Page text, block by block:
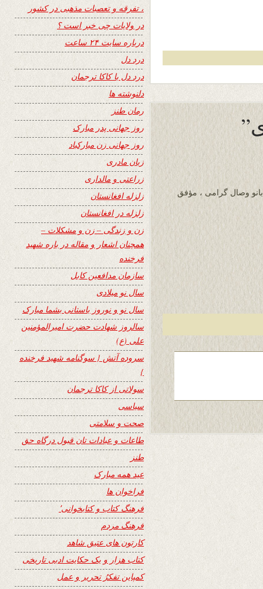
وصال گرامی ، مؤفق
، تفرقه و تعصبات مذهبی در کشور
در ولایات چی خبر است ؟
درباره سایت ۲۴ ساعت
درد دل
درد دل با کاکا ترجمان
دلنوشته ها
رمان طنز
روز جهانی پدر مبارک
روز جهانی زن مبارکباد
زبان مادری
زراعتی و مالداری
زلزله افغانستان
زلزله در افغانستان
زن و زندگی – زن و مشکلات –
همچنان اشعار و مقاله در باره شهید
فرخنده
سازمان مدافعین کابل
سال نو میلادی
سال نو و نوروز باستانی بشما مبارک
سالروز شهادت حضرت امیرالمؤمنین
علی (ع)
سروده آتش { سوگنامه شهید فرخنده
}
سولاتی از کاکا ترجمان
سیاسی
صحت و سلامتی
طاعات و عبادات تان قبول درگاه حق
طنز
عید همه مبارک
فراخوان ها
فرهنگ کتاب و کتابخوانی٬
فرهنگ مردم
کارتون های عتیق شاهد
کتاب هزار و یک حکایت ادبی تاریخی
کمپاین تفکرُ تحریر و عمل